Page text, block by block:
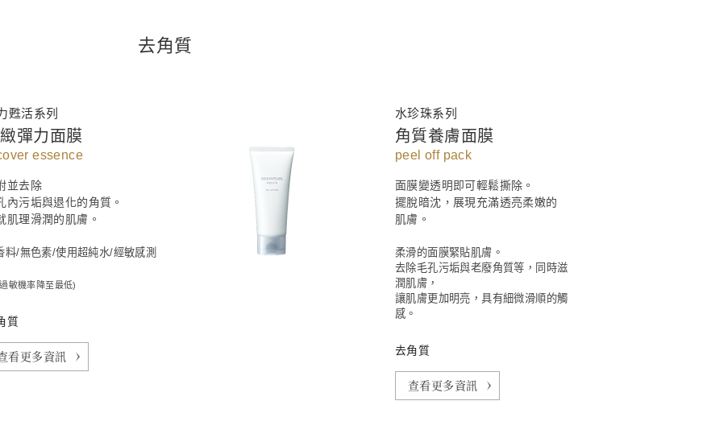
去角質
甦活系列
彈力面膜
essence
並去除
內污垢與退化的角質。
肌理滑潤的肌膚。
料/無色素/使用超純水/經敏感測
敏機率降至最低)
質
看更多資訊
水珍珠系列
角質養膚面膜
peel off pack
面膜變透明即可輕鬆撕除。
擺脫暗沈，展現充滿透亮柔嫩的
肌膚。
柔滑的面膜緊貼肌膚。
去除毛孔污垢與老廢角質等，同時滋
潤肌膚，
讓肌膚更加明亮，具有細微滑順的觸
感。
去角質
查看更多資訊